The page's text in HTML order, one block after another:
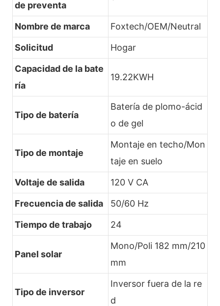
de preventa
Nombre de marca Foxtech/OEM/Neutral
Solicitud Hogar
Capacidad de la bate
ría
19.22KWH
Tipo de batería
Batería de plomo-ácid
o de gel
Tipo de montaje
Montaje en techo/Mon
taje en suelo
Voltaje de salida 120 V CA
Frecuencia de salida 50/60 Hz
Tiempo de trabajo 24
Panel solar
Mono/Poli 182 mm/210
mm
Tipo de inversor
Inversor fuera de la re
d